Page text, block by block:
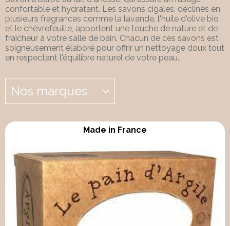
confortable et hydratant. Les savons cigales, déclinés en
plusieurs fragrances comme la lavande, l'huile d'olive bio
et le chèvrefeuille, apportent une touche de nature et de
fraîcheur à votre salle de bain. Chacun de ces savons est
soigneusement élaboré pour offrir un nettoyage doux tout
en respectant l'équilibre naturel de votre peau.
Nos marques
Made in France